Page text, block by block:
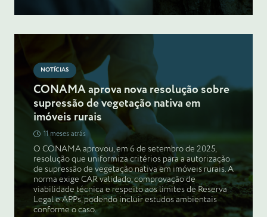
NOTÍCIAS
CONAMA aprova nova resolução sobre
supressão de vegetação nativa em
imóveis rurais
11 meses atrás
O CONAMA aprovou, em 6 de setembro de 2025,
resolução que uniformiza critérios para a autorização
de supressão de vegetação nativa em imóveis rurais. A
norma exige CAR validado, comprovação de
viabilidade técnica e respeito aos limites de Reserva
Legal e APPs, podendo incluir estudos ambientais
conforme o caso.